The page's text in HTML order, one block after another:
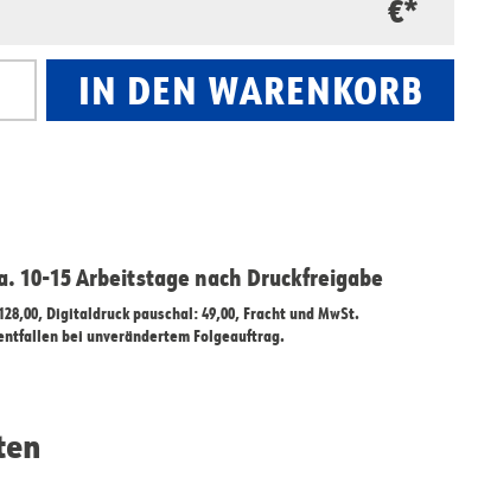
2,35 €€*
Gib den gewünschten Wert ein oder
IN DEN WARENKORB
10-15 Arbeitstage nach Druckfreigabe
Digitaldruck pauschal: 49,00, Fracht und MwSt.
bei unverändertem Folgeauftrag.